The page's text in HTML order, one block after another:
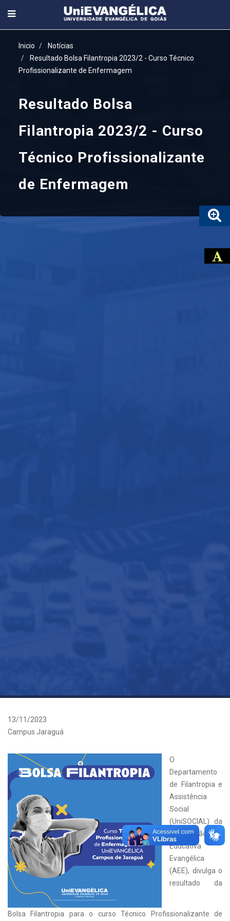
Inicio
Notícias
Resultado Bolsa Filantropia 2023/2 - Curso Técnico
Profissionalizante de Enfermagem
Resultado Bolsa
Filantropia 2023/2 - Curso
Técnico Profissionalizante
de Enfermagem
13/11/2023
Campus Jaraguá
O
Departamento
de Filantropia e
Assistência
Social
(UniSOCIAL) da
Associação
Educativa
Evangélica
(AEE), divulga o
resultado da
Bolsa Filantropia para o curso Técnico Profissionalizante de